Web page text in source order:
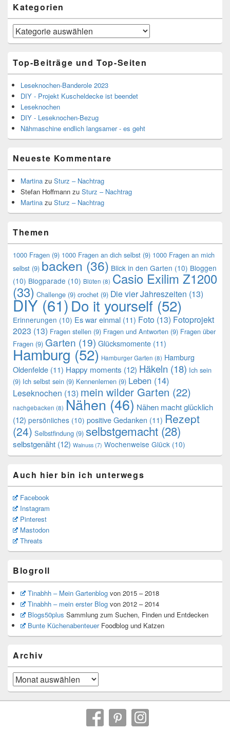
Kategorien
Kategorien
Top-Beiträge und Top-Seiten
Leseknochen-Banderole 2023
DIY - Projekt Kuscheldecke ist beendet
Leseknochen
DIY - Leseknochen-Bezug
Nähmaschine endlich langsamer - es geht
Neueste Kommentare
Martina zu Sturz – Nachtrag
Stefan Hoffmann zu Sturz – Nachtrag
Martina zu Sturz – Nachtrag
Themen
1000 Fragen (9) 1000 Fragen an dich selbst (9) 1000 Fragen an mich
selbst (9) backen (36) Blick in den Garten (10) Bloggen
(10) Blogparade (10) Blüten (8) Casio Exilim Z1200
(33) Challenge (9) crochet (9) Die vier Jahreszeiten (13)
DIY(61)Do it yourself (52)
Erinnerungen (10) Es war einmal (11) Foto (13) Fotoprojekt
2023 (13) Fragen stellen (9) Fragen und Antworten (9) Fragen über
Fragen (9) Garten (19) Glücksmomente (11)
Hamburg (52) Hamburger Garten (8) Hamburg
Oldenfelde (11) Happy moments (12) Häkeln (18) Ich sein
(9) Ich selbst sein (9) Kennenlernen (9) Leben (14)
Leseknochen (13) mein wilder Garten (22)
nachgebacken (8) Nähen (46) Nähen macht glücklich
(12) persönliches (10) positive Gedanken (11) Rezept
(24) Selbstfindung (9) selbstgemacht (28)
selbstgenäht (12) Walnuss (7) Wochenweise Glück (10)
Auch hier bin ich unterwegs
Facebook
Instagram
Pinterest
Mastodon
Threats
Blogroll
Tinabhh – Mein Gartenblogvon 2015 – 2018
Tinabhh – mein erster Blogvon 2012 – 2014
Blogs50plus Sammlung zum Suchen, Finden und Entdecken
Bunte KüchenabenteuerFoodblog und Katzen
Archiv
Archiv